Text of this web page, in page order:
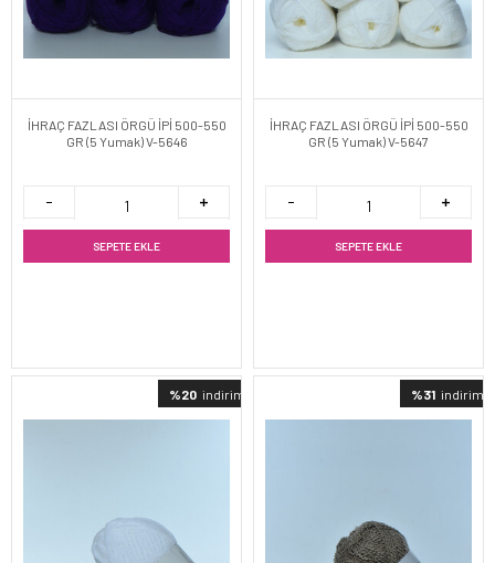
İHRAÇ FAZLASI ÖRGÜ İPİ 500-550
GR (5 Yumak) V-5646
SEPETE EKLE
İHRAÇ FAZLASI ÖRGÜ İPİ 500-550
GR (5 Yumak) V-5647
SEPETE EKLE
%20 indirimli %31 indirimli